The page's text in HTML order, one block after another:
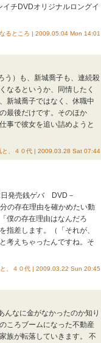
チDVDオリジナルロングイ
るところ | 2009.05.04 Mon 14:01
）も、新城喬子も、連続殺
なるというか、同情したく
新城喬子ではなく、休職中
最後だけです。そのほか
事で彼女を追い詰めようと
と、４０代 | 2009.03.28 Sat 07:44
発売銭ゲバ DVD－
の存在理由を確かめたい動
僕の存在理由はなんだろ
指差します。（「それが、
考えちゃったんですね。そ
、４０代 | 2009.03.22 Sun 20:45
なに金がなかったのか知り
ころブームになった不動産
族が転落していきます。 不